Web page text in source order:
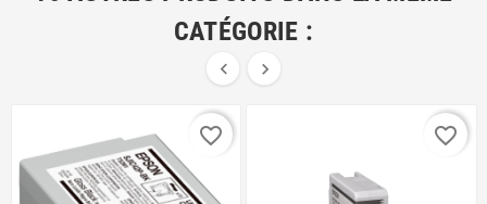
CATÉGORIE :
 
favorite_border favorite_border